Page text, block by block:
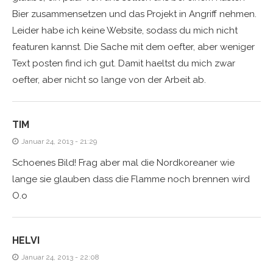
Bier zusammensetzen und das Projekt in Angriff nehmen.
Leider habe ich keine Website, sodass du mich nicht
featuren kannst. Die Sache mit dem oefter, aber weniger
Text posten find ich gut. Damit haeltst du mich zwar
oefter, aber nicht so lange von der Arbeit ab.
TIM
Januar 24, 2013 - 21:29
Schoenes Bild! Frag aber mal die Nordkoreaner wie
lange sie glauben dass die Flamme noch brennen wird
O.o
HELVI
Januar 24, 2013 - 22:08